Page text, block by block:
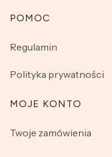
POMOC
Regulamin
Polityka prywatności
MOJE KONTO
Twoje zamówienia